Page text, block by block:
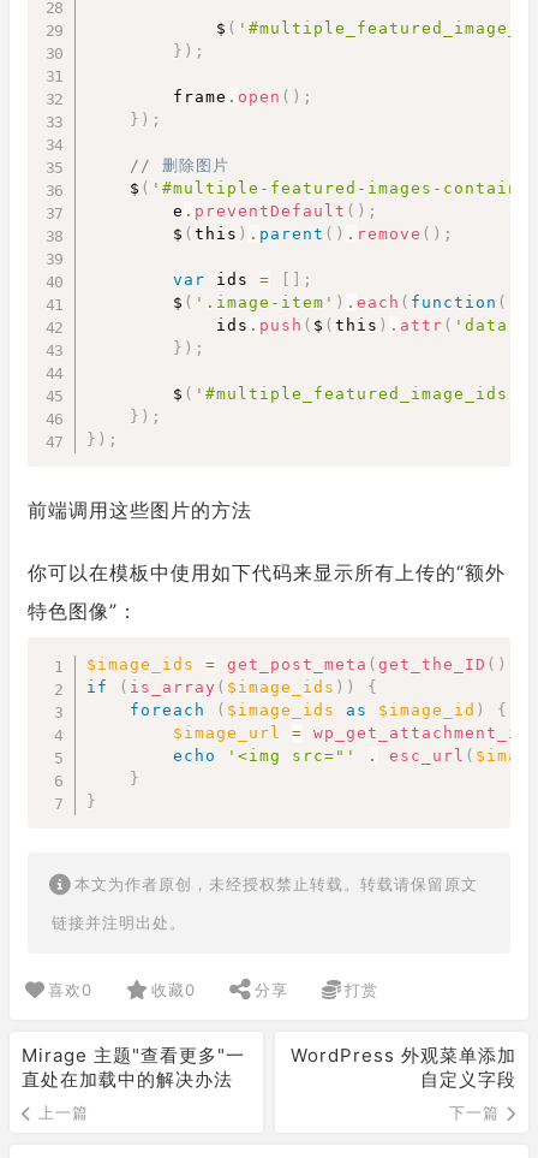
            $
(
} ) ;
        frame
. open ( ) ;
} ) ;
// 删除图片
    $
( '#multiple-featured-images-
        e
. preventDefault ( ) ;
        $
(this ) . parent ( ) . remove ( ) ;
var ids = [ ] ;
        $
( '.image-item' ) .each ( function (
            ids
. push ( $ (this ) . attr ( 'data-
} ) ;
        $
( '#multiple_featured_image_ids'
} ) ;
} ) ;
前端调用这些图片的方法
你可以在模板中使用如下代码来显示所有上传的“额外
特色图像”：
$image_ids = get_post_meta (get_the_ID ( )
if
( is_array ( $image_ids ) )
{
foreach
( $image_ids as $image_id )
{
$image_url
=
echo
'<img src="' . esc_url (
}
}
Copy
本文为作者原创，未经授权禁止转载。转载请保留原文
链接并注明出处。
喜欢0 收藏0 分享 打赏
Mirage 主题"查看更多"一
直处在加载中的解决办法
上一篇
WordPress 外观菜单添加
自定义字段
下一篇